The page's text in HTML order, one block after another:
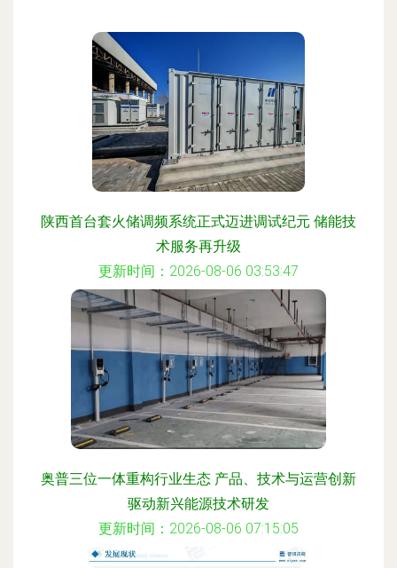
陕西首台套火储调频系统正式迈进调试纪元 储能技
术服务再升级
更新时间：2026-08-06 03:53:47
奥普三位一体重构行业生态 产品、技术与运营创新
驱动新兴能源技术研发
更新时间：2026-08-06 07:15:05